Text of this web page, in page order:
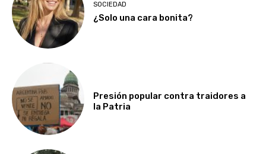
SOCIEDAD
¿Solo una cara bonita?
Presión popular contra traidores a
la Patria